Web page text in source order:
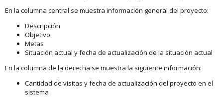
En la columna central se muestra información general del proyecto:
Descripción
Objetivo
Metas
Situación actual y fecha de actualización de la situación actual
En la columna de la derecha se muestra la siguiente información:
Cantidad de visitas y fecha de actualización del proyecto en el
sistema